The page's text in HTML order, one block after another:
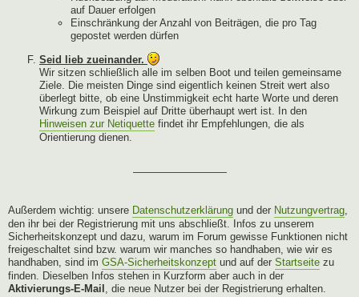
auf Dauer erfolgen
Einschränkung der Anzahl von Beiträgen, die pro Tag
gepostet werden dürfen
Seid lieb zueinander.
Wir sitzen schließlich alle im selben Boot und teilen gemeinsame
Ziele. Die meisten Dinge sind eigentlich keinen Streit wert also
überlegt bitte, ob eine Unstimmigkeit echt harte Worte und deren
Wirkung zum Beispiel auf Dritte überhaupt wert ist. In den
Hinweisen zur Netiquette findet ihr Empfehlungen, die als
Orientierung dienen.
—————————
Außerdem wichtig: unsere Datenschutzerklärung und der Nutzungvertrag,
den ihr bei der Registrierung mit uns abschließt. Infos zu unserem
Sicherheitskonzept und dazu, warum im Forum gewisse Funktionen nicht
freigeschaltet sind bzw. warum wir manches so handhaben, wie wir es
handhaben, sind im GSA-Sicherheitskonzept und auf der Startseite zu
finden. Dieselben Infos stehen in Kurzform aber auch in der
Aktivierungs-E-Mail , die neue Nutzer bei der Registrierung erhalten.